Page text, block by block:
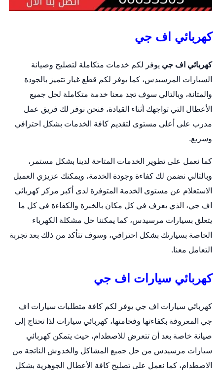
كهربائي اف جي
كهربائي اف جي يوفر لكم خدمات متكاملة لتصليح وصيانة
السيارات المرسيدس، كما يوفر لكم قطع غيار تتميز بالجودة
والمتانة، وبالتالي سوف تجد معنا خدمة متكاملة لحل جميع
الأعطال التي تواجهك أثناء القيادة، فنحن نوفر لك فريق عمل
مدرب على أعلى مستوى لتقديم كافة الخدمات بشكل احترافي
وسريع.
كما نعمل على تطوير الخدمات المتاحة لدينا بشكل مستمر،
وبالتالي نضمن لك كفاءة وجودة الخدمة، ويمكنك عزيزي العميل
الاستعلام عن مستوى الخدمة المتوفرة لدى أكبر مركز كهربائي
اف جي، الذي يعرف في كل مكان بالخبرة والكفاءة في كل ما
يتعلق بسيارات مرسيدس، كما يمكننا حل مشكلة الكهرباء
الخاصة بسيارتك بشكل احترافي، وسوف تتأكد من ذلك بعد تجربة
التعامل معنا.
كهربائي سيارات اف جي
كهربائي سيارات اف جي يوفر لكم كافة متطلبات سيارات اف
جي المعروفة بكفاءتها وفخامتها، كهربائي سيارات لذا تحتاج إلى
صيانة خاصة بعد أن تتعرض للاصطدام، حيث يتمكن كهربائي
سيارات مرسيدس من حل جميع المشاكل والخدوش الناتجة من
الاصطدام، كما نعمل على تصليح كافة الأعطال الجوهرية بشكل